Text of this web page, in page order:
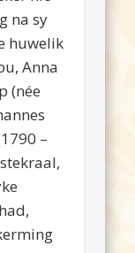
na sy
huwelik
Anna
(née
–